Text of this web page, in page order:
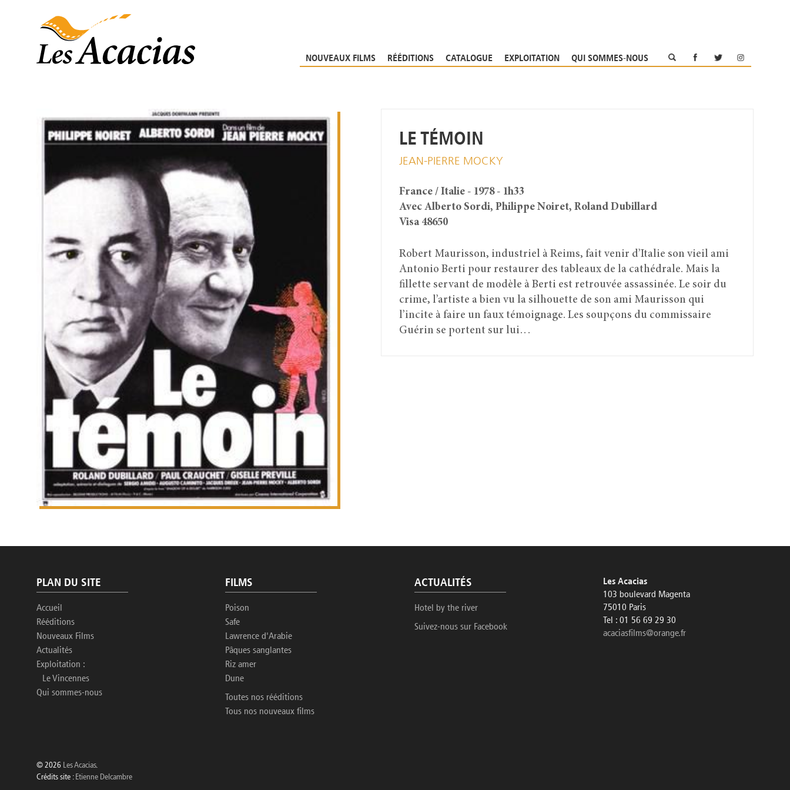
NOUVEAUX FILMS RÉÉDITIONS CATALOGUE EXPLOITATION QUI SOMMES-NOUS
LE TÉMOIN
JEAN-PIERRE MOCKY
France / Italie - 1978 - 1h33
Avec Alberto Sordi, Philippe Noiret, Roland Dubillard
Visa 48650
Robert Maurisson, industriel à Reims, fait venir d’Italie son vieil ami
Antonio Berti pour restaurer des tableaux de la cathédrale. Mais la
fillette servant de modèle à Berti est retrouvée assassinée. Le soir du
crime, l’artiste a bien vu la silhouette de son ami Maurisson qui
l’incite à faire un faux témoignage. Les soupçons du commissaire
Guérin se portent sur lui…
PLAN DU SITE
Accueil
Rééditions
Nouveaux Films
Actualités
Exploitation :
Le Vincennes
Qui sommes-nous
FILMS
Poison
Safe
Lawrence d'Arabie
Pâques sanglantes
Riz amer
Dune
Toutes nos rééditions
Tous nos nouveaux films
ACTUALITÉS
Hotel by the river
Suivez-nous sur Facebook
Les Acacias
103 boulevard Magenta
75010 Paris
Tel : 01 56 69 29 30
acaciasfilms@orange.fr
© 2026 Les Acacias.
Crédits site : Etienne Delcambre